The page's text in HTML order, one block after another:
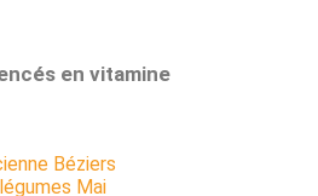
en vitamine